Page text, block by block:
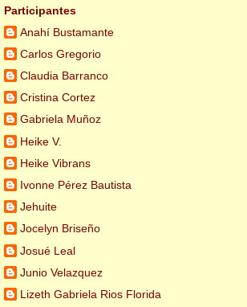
Participantes
Anahí Bustamante
Carlos Gregorio
Claudia Barranco
Cristina Cortez
Gabriela Muñoz
Heike V.
Heike Vibrans
Ivonne Pérez Bautista
Jehuite
Jocelyn Briseño
Josué Leal
Junio Velazquez
Lizeth Gabriela Rios Florida